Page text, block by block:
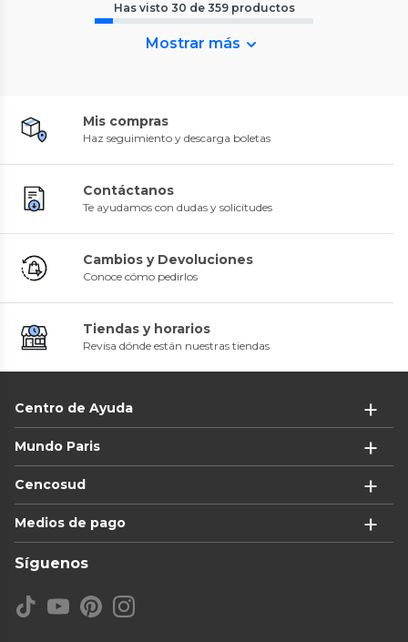
Has visto 30 de 359 productos
Mostrar más
Mis compras
Haz seguimiento y descarga boletas
Contáctanos
Te ayudamos con dudas y solicitudes
Cambios y Devoluciones
Conoce cómo pedirlos
Tiendas y horarios
Revisa dónde están nuestras tiendas
Centro de Ayuda
Mundo Paris
Cencosud
Medios de pago
Síguenos